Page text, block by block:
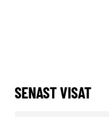
SENAST VISAT